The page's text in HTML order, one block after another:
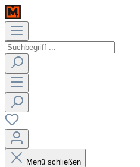
Menü schließen